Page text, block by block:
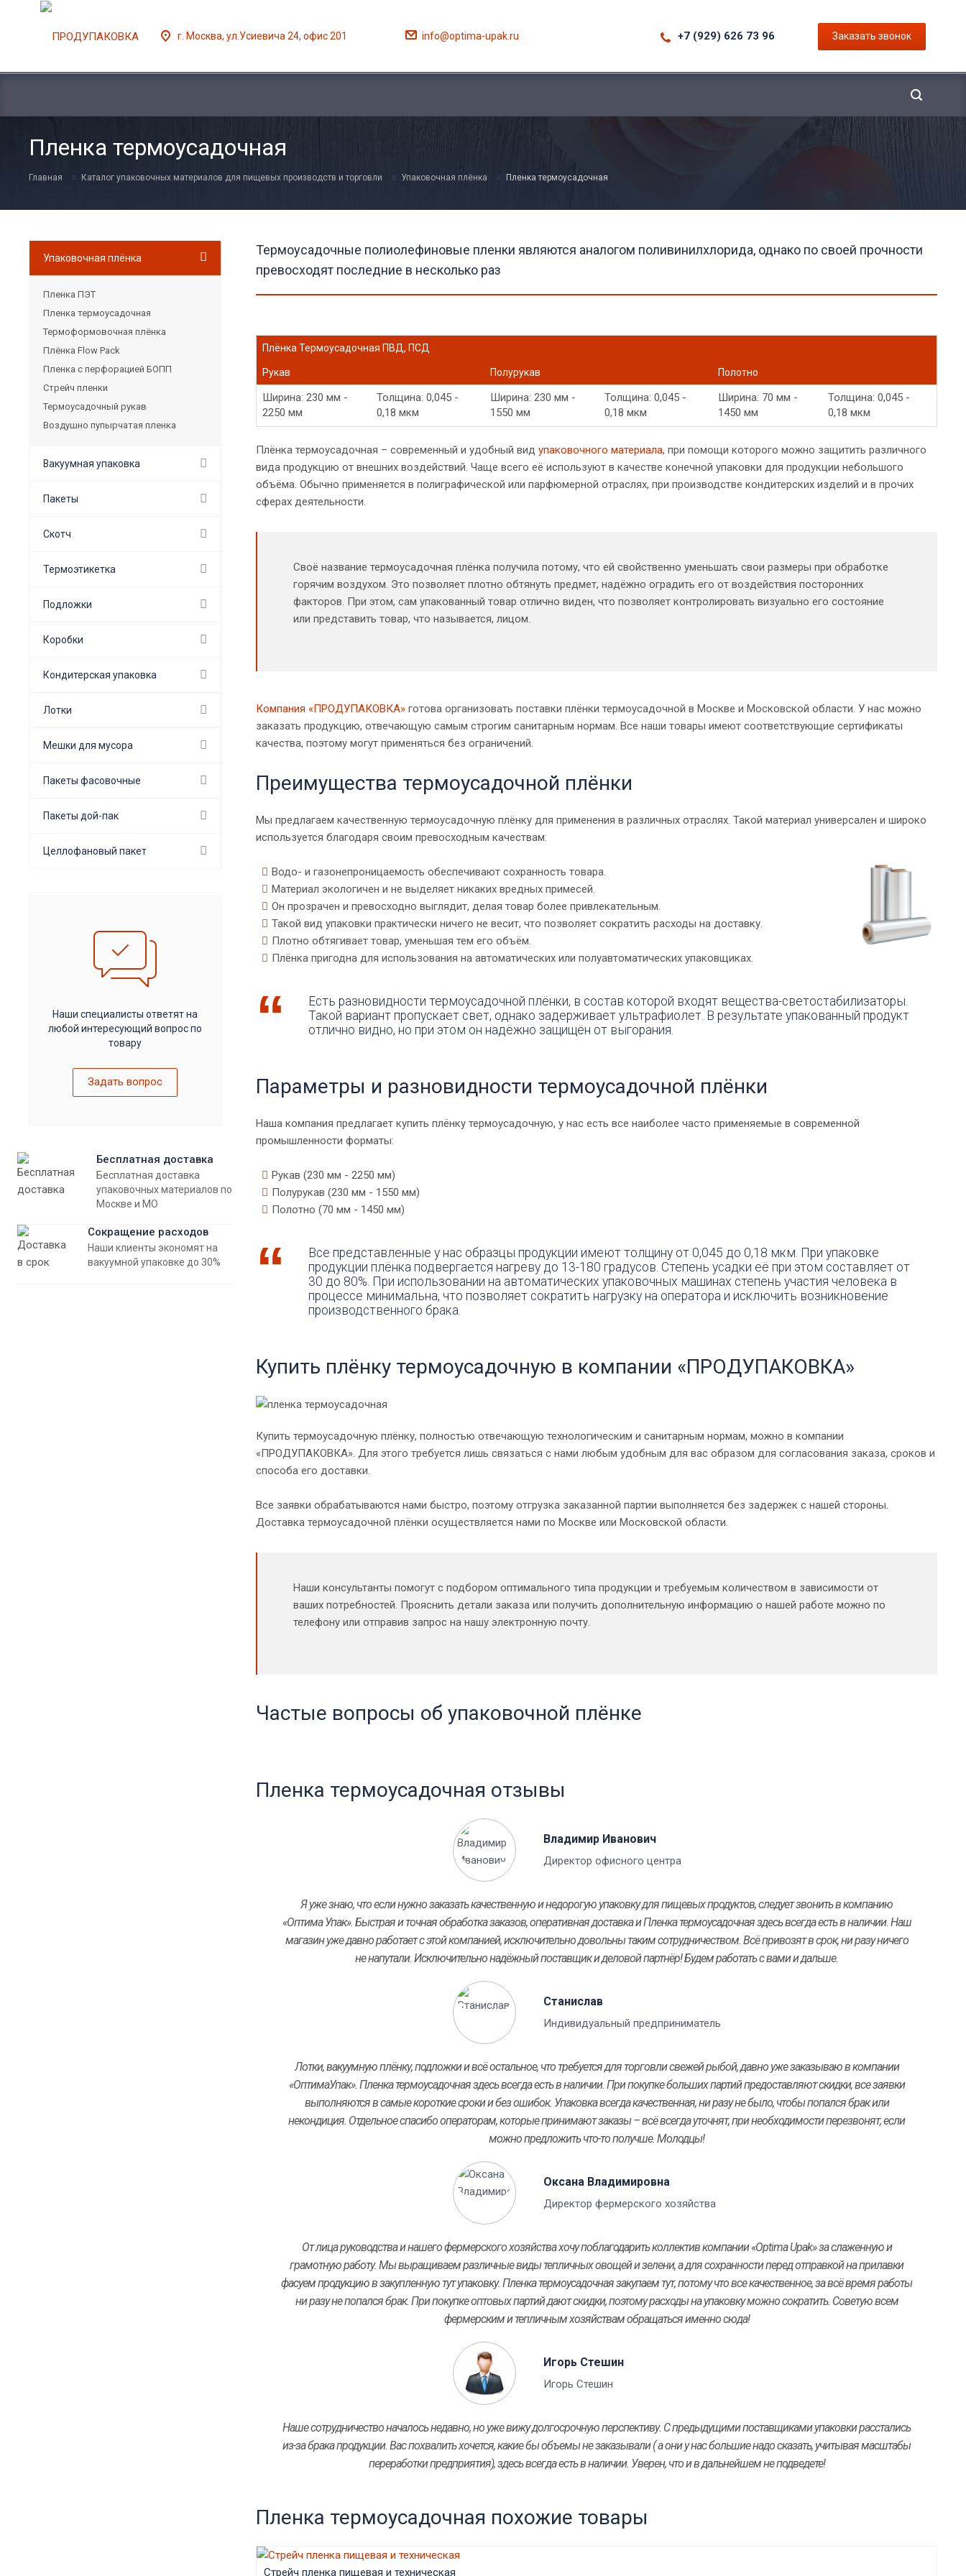
г. Москва, ул.Усиевича 24, офис 201 info@optima-upak.ru +7 (929) 626 73 96 Заказать звонок
Пленка термоусадочная
Главная Каталог упаковочных материалов для пищевых производств и торговли Упаковочная плёнка Пленка термоусадочная
Термоусадочные полиолефиновые пленки являются аналогом поливинилхлорида, однако по своей прочности
превосходят последние в несколько раз
Плёнка Термоусадочная ПВД, ПСД
Рукав Полурукав Полотно
Ширина: 230 мм -
2250 мм
Толщина: 0,045 -
0,18 мкм
Ширина: 230 мм -
1550 мм
Толщина: 0,045 -
0,18 мкм
Ширина: 70 мм -
1450 мм
Толщина: 0,045 -
0,18 мкм
Плёнка термоусадочная – современный и удобный вид упаковочного материала, при помощи которого можно защитить различного
вида продукцию от внешних воздействий. Чаще всего её используют в качестве конечной упаковки для продукции небольшого
объёма. Обычно применяется в полиграфической или парфюмерной отраслях, при производстве кондитерских изделий и в прочих
сферах деятельности.
Своё название термоусадочная плёнка получила потому, что ей свойственно уменьшать свои размеры при обработке
горячим воздухом. Это позволяет плотно обтянуть предмет, надёжно оградить его от воздействия посторонних
факторов. При этом, сам упакованный товар отлично виден, что позволяет контролировать визуально его состояние
или представить товар, что называется, лицом.
Компания «ПРОДУПАКОВКА» готова организовать поставки плёнки термоусадочной в Москве и Московской области. У нас можно
заказать продукцию, отвечающую самым строгим санитарным нормам. Все наши товары имеют соответствующие сертификаты
качества, поэтому могут применяться без ограничений.
Преимущества термоусадочной плёнки
Мы предлагаем качественную термоусадочную плёнку для применения в различных отраслях. Такой материал универсален и широко
используется благодаря своим превосходным качествам:
Водо- и газонепроницаемость обеспечивают сохранность товара.
Материал экологичен и не выделяет никаких вредных примесей.
Он прозрачен и превосходно выглядит, делая товар более привлекательным.
Такой вид упаковки практически ничего не весит, что позволяет сократить расходы на доставку.
Плотно обтягивает товар, уменьшая тем его объём.
Плёнка пригодна для использования на автоматических или полуавтоматических упаковщиках.
Есть разновидности термоусадочной плёнки, в состав которой входят вещества-светостабилизаторы.
Такой вариант пропускает свет, однако задерживает ультрафиолет. В результате упакованный продукт
отлично видно, но при этом он надёжно защищён от выгорания.
Параметры и разновидности термоусадочной плёнки
Наша компания предлагает купить плёнку термоусадочную, у нас есть все наиболее часто применяемые в современной
промышленности форматы:
Рукав (230 мм - 2250 мм)
Полурукав (230 мм - 1550 мм)
Полотно (70 мм - 1450 мм)
Все представленные у нас образцы продукции имеют толщину от 0,045 до 0,18 мкм. При упаковке
продукции плёнка подвергается нагреву до 13-180 градусов. Степень усадки её при этом составляет от
30 до 80%. При использовании на автоматических упаковочных машинах степень участия человека в
процессе минимальна, что позволяет сократить нагрузку на оператора и исключить возникновение
производственного брака.
Купить плёнку термоусадочную в компании «ПРОДУПАКОВКА»
Купить термоусадочную плёнку, полностью отвечающую технологическим и санитарным нормам, можно в компании
«ПРОДУПАКОВКА». Для этого требуется лишь связаться с нами любым удобным для вас образом для согласования заказа, сроков и
способа его доставки.
Все заявки обрабатываются нами быстро, поэтому отгрузка заказанной партии выполняется без задержек с нашей стороны.
Доставка термоусадочной плёнки осуществляется нами по Москве или Московской области.
Наши консультанты помогут с подбором оптимального типа продукции и требуемым количеством в зависимости от
ваших потребностей. Прояснить детали заказа или получить дополнительную информацию о нашей работе можно по
телефону или отправив запрос на нашу электронную почту.
Частые вопросы об упаковочной плёнке
Пленка термоусадочная отзывы
Владимир Иванович
Директор офисного центра
Я уже знаю, что если нужно заказать качественную и недорогую упаковку для пищевых продуктов, следует звонить в компанию
«Оптима Упак». Быстрая и точная обработка заказов, оперативная доставка и Пленка термоусадочная здесь всегда есть в наличии. Наш
магазин уже давно работает с этой компанией, исключительно довольны таким сотрудничеством. Всё привозят в срок, ни разу ничего
не напутали. Исключительно надёжный поставщик и деловой партнёр! Будем работать с вами и дальше.
Станислав
Индивидуальный предприниматель
Лотки, вакуумную плёнку, подложки и всё остальное, что требуется для торговли свежей рыбой, давно уже заказываю в компании
«ОптимаУпак». Пленка термоусадочная здесь всегда есть в наличии. При покупке больших партий предоставляют скидки, все заявки
выполняются в самые короткие сроки и без ошибок. Упаковка всегда качественная, ни разу не было, чтобы попался брак или
некондиция. Отдельное спасибо операторам, которые принимают заказы – всё всегда уточнят, при необходимости перезвонят, если
можно предложить что-то получше. Молодцы!
Оксана Владимировна
Директор фермерского хозяйства
От лица руководства и нашего фермерского хозяйства хочу поблагодарить коллектив компании «Optima Upak» за слаженную и
грамотную работу. Мы выращиваем различные виды тепличных овощей и зелени, а для сохранности перед отправкой на прилавки
фасуем продукцию в закупленную тут упаковку. Пленка термоусадочная закупаем тут, потому что все качественное, за всё время работы
ни разу не попался брак. При покупке оптовых партий дают скидки, поэтому расходы на упаковку можно сократить. Советую всем
фермерским и тепличным хозяйствам обращаться именно сюда!
Игорь Стешин
Игорь Стешин
Наше сотрудничество началось недавно, но уже вижу долгосрочную перспективу. С предыдущими поставщиками упаковки расстались
из-за брака продукции. Вас похвалить хочется, какие бы объемы не заказывали ( а они у нас большие надо сказать, учитывая масштабы
переработки предприятия), здесь всегда есть в наличии. Уверен, что и в дальнейшем не подведете!
Пленка термоусадочная похожие товары
Стрейч пленка пищевая и техническая
Упаковочная плёнка
Пленка ПЭТ
Пленка термоусадочная
Термоформовочная плёнка
Плёнка Flow Pack
Пленка с перфорацией БОПП
Стрейч пленки
Термоусадочный рукав
Воздушно пупырчатая пленка
Вакуумная упаковка
Пакеты
Скотч
Термоэтикетка
Подложки
Коробки
Кондитерская упаковка
Лотки
Мешки для мусора
Пакеты фасовочные
Пакеты дой-пак
Целлофановый пакет
Наши специалисты ответят на
любой интересующий вопрос по
товару
Задать вопрос
Бесплатная доставка
Бесплатная доставка
упаковочных материалов по
Москве и МО
Сокращение расходов
Наши клиенты экономят на
вакуумной упаковке до 30%